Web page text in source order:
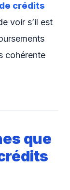
crédits
voir s’il est
cohérente
que